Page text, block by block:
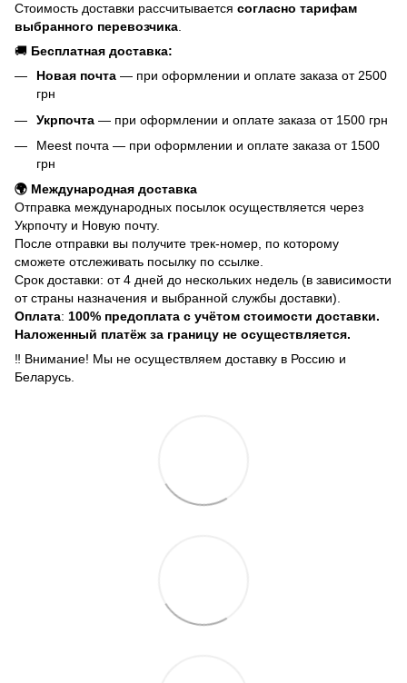
Стоимость доставки рассчитывается согласно тарифам
выбранного перевозчика.
🚚 Бесплатная доставка:
Новая почта — при оформлении и оплате заказа от 2500
грн
Укрпочта — при оформлении и оплате заказа от 1500 грн
Meest почта — при оформлении и оплате заказа от 1500
грн
🌍 Международная доставка
Отправка международных посылок осуществляется через
Укрпочту и Новую почту.
После отправки вы получите трек-номер, по которому
сможете отслеживать посылку по ссылке.
Срок доставки: от 4 дней до нескольких недель (в зависимости
от страны назначения и выбранной службы доставки).
Оплата: 100% предоплата с учётом стоимости доставки.
Наложенный платёж за границу не осуществляется.
‼️ Внимание! Мы не осуществляем доставку в Россию и
Беларусь.